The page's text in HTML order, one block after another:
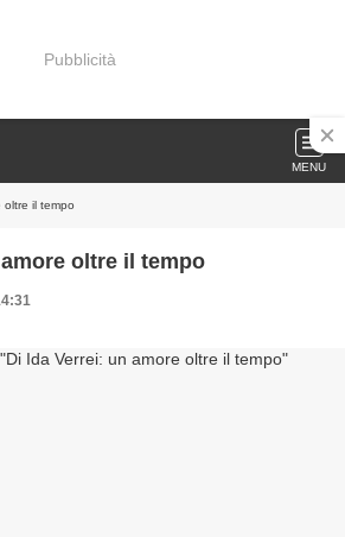
Pubblicità
MENU
oltre il tempo
oltre il tempo